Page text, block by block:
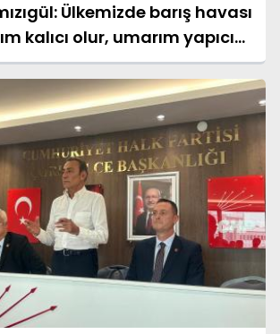
Ülkemizde barış havası
kalıcı olur, umarım yapıcı